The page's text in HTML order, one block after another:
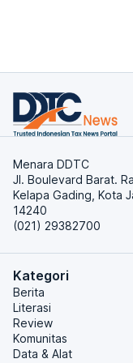
Menara DDTC
Jl. Boulevard Barat.
Kelapa Gading, Kota
14240
(021) 29382700
Kategori
Berita
Literasi
Review
Komunitas
Data & Alat